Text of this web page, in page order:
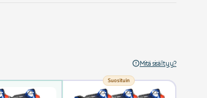
Mitä sisältyy?
Suosituin